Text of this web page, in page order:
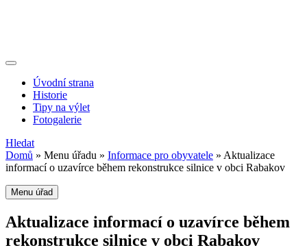
Úvodní strana
Historie
Tipy na výlet
Fotogalerie
Hledat
Domů » Menu úřadu » Informace pro obyvatele » Aktualizace
informací o uzavírce během rekonstrukce silnice v obci Rabakov
Menu úřad
Aktualizace informací o uzavírce během
rekonstrukce silnice v obci Rabakov